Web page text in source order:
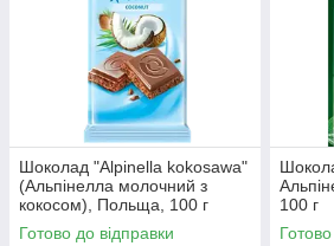
Шоколад "Alpinella kokosawa"
(Альпінелла молочний з
кокосом), Польща, 100 г
Готово до відправки
100 г